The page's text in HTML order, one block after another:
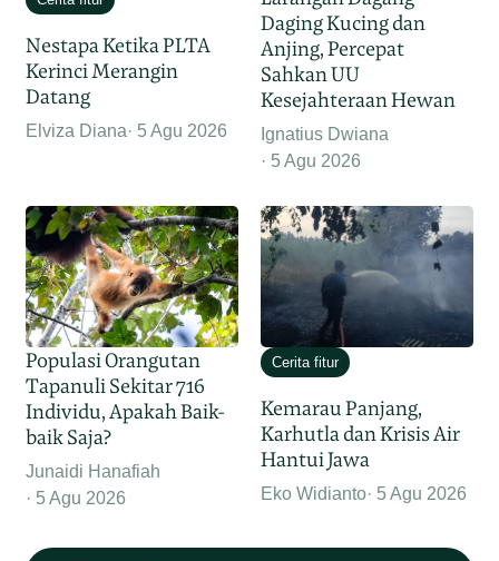
Nestapa Ketika PLTA
Kerinci Merangin
Datang
Elviza Diana 5 Agu 2026
Daging Kucing dan
Anjing, Percepat
Sahkan UU
Kesejahteraan Hewan
Ignatius Dwiana
5 Agu 2026
Populasi Orangutan
Tapanuli Sekitar 716
Individu, Apakah Baik-
baik Saja?
Junaidi Hanafiah
5 Agu 2026
Cerita fitur
Kemarau Panjang,
Karhutla dan Krisis Air
Hantui Jawa
Eko Widianto 5 Agu 2026